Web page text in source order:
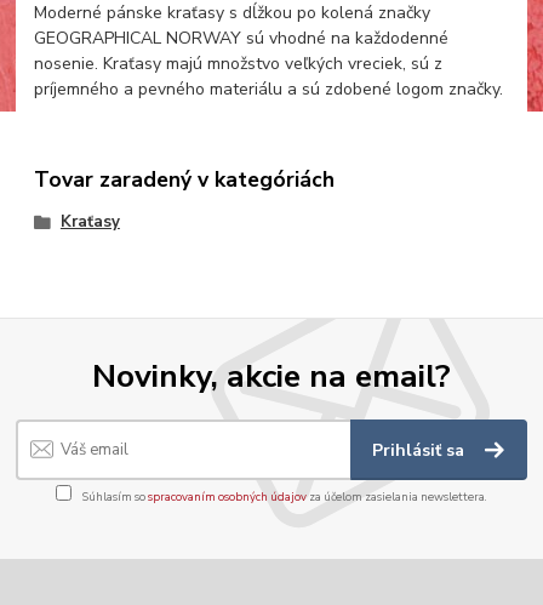
Moderné pánske kraťasy s dĺžkou po kolená značky
GEOGRAPHICAL NORWAY sú vhodné na každodenné
nosenie. Kraťasy majú množstvo veľkých vreciek, sú z
príjemného a pevného materiálu a sú zdobené logom značky.
Tovar zaradený v kategóriách
Kraťasy
Novinky, akcie na email?
Prihlásiť sa
Súhlasím sospracovaním osobných údajov za účelom zasielania newslettera.